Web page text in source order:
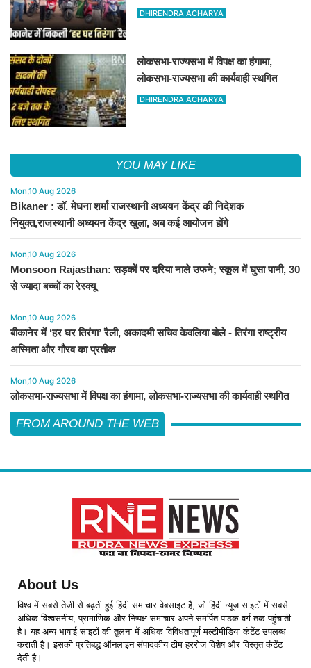
और गौरव का प्रतीक
DHIRENDRA ACHARYA
लोकसभा-राज्यसभा में विपक्ष का हंगामा,
लोकसभा-राज्यसभा की कार्यवाही स्थगित
DHIRENDRA ACHARYA
YOU MAY LIKE
Mon,10 Aug 2026
Bikaner : डॉ. मेघना शर्मा राजस्थानी अध्ययन केंद्र की निदेशक
नियुक्त,राजस्थानी अध्ययन केंद्र खुला, अब कई आयोजन होंगे
Mon,10 Aug 2026
Monsoon Rajasthan: सड़कों पर दरिया नाले उफने; स्कूल में घुसा पानी, 30
से ज्यादा बच्चों का रेस्क्यू
Mon,10 Aug 2026
बीकानेर में ‘हर घर तिरंगा’ रैली, अकादमी सचिव केवलिया बोले - तिरंगा राष्ट्रीय
अस्मिता और गौरव का प्रतीक
Mon,10 Aug 2026
लोकसभा-राज्यसभा में विपक्ष का हंगामा, लोकसभा-राज्यसभा की कार्यवाही स्थगित
FROM AROUND THE WEB
About Us
विश्व में सबसे तेजी से बढ़ती हुई हिंदी समाचार वेबसाइट है, जो हिंदी न्यूज साइटों में सबसे
अधिक विश्वसनीय, प्रामाणिक और निष्पक्ष समाचार अपने समर्पित पाठक वर्ग तक पहुंचाती
है। यह अन्य भाषाई साइटों की तुलना में अधिक विविधतापूर्ण मल्टीमीडिया कंटेंट उपलब्ध
कराती है। इसकी प्रतिबद्ध ऑनलाइन संपादकीय टीम हररोज विशेष और विस्तृत कंटेंट
देती है।